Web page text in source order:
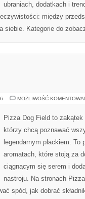
ubraniach, dodatkach i
między
siebie. Kategorie do
MOŻLIWOŚĆ
Pizza Dog Field to
którzy chcą poznawać
legendarnym plackiem. To
aromatach, które stoją za
ciągnącym się serem i
nastroju. Na stronach
spód, jak dobrać